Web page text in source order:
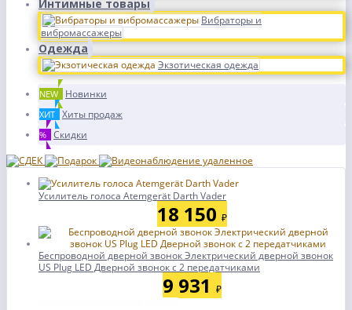
Интимные товары
Вибраторы и
вибромассажеры
Одежда
Экзотическая одежда
NEW Новинки
ХИТ Хиты продаж
% Скидки
Усилитель голоса Atemgerät Darth Vader
18 150 ₽
Беспроводной дверной звонок Электрический дверной звонок
US Plug LED Дверной звонок с 2 передатчиками
9 931 ₽